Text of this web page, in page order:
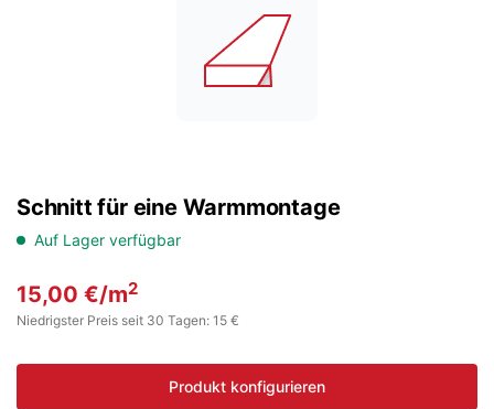
Schnitt für eine Warmmontage
Auf Lager verfügbar
15,00 €/m2
Niedrigster Preis seit 30 Tagen: 15 €
Produkt konfigurieren